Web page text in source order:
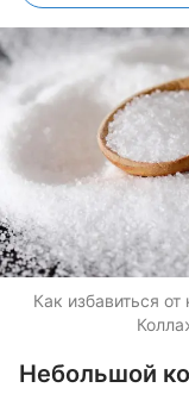
Как избавиться
Небольшой